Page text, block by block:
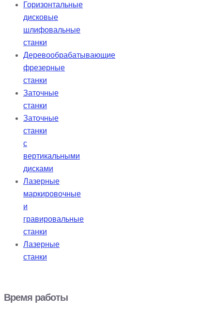
Горизонтальные
дисковые
шлифовальные
станки
Деревообрабатывающие
фрезерные
станки
Заточные
станки
Заточные
станки
с
вертикальными
дисками
Лазерные
маркировочные
и
гравировальные
станки
Лазерные
станки
Время работы